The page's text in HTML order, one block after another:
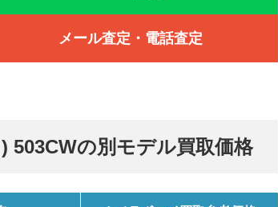
メール査定・電話査定
503CWの別モデル買取価格